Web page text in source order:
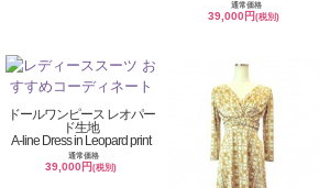
通常価格
39,000円(税別)
ドールワンピース レオパー
ド生地
A-line Dress in Leopard print
通常価格
39,000円(税別)